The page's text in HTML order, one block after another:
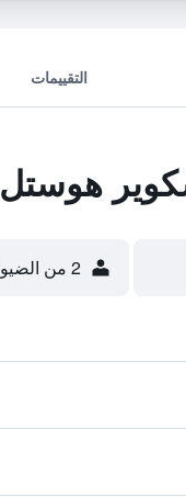
التقييمات
هوستل
2 من الضيوف، غرفة واحدة